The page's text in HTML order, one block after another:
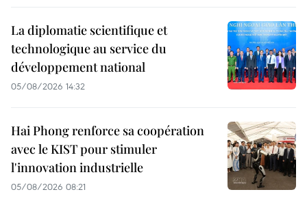
La diplomatie scientifique et
technologique au service du
développement national
05/08/2026 14:32
Hai Phong renforce sa coopération
avec le KIST pour stimuler
l'innovation industrielle
05/08/2026 08:21